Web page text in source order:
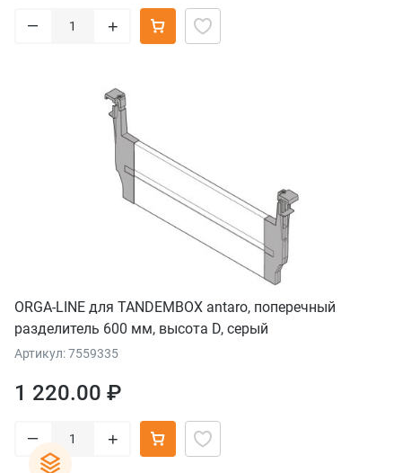
– +
ORGA-LINE для TANDEMBOX antaro, поперечный
разделитель 600 мм, высота D, серый
Артикул: 7559335
1 220.00 ₽
– +